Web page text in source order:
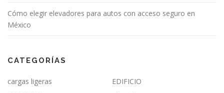
Cómo elegir elevadores para autos con acceso seguro en
México
CATEGORÍAS
cargas ligeras
EDIFICIO